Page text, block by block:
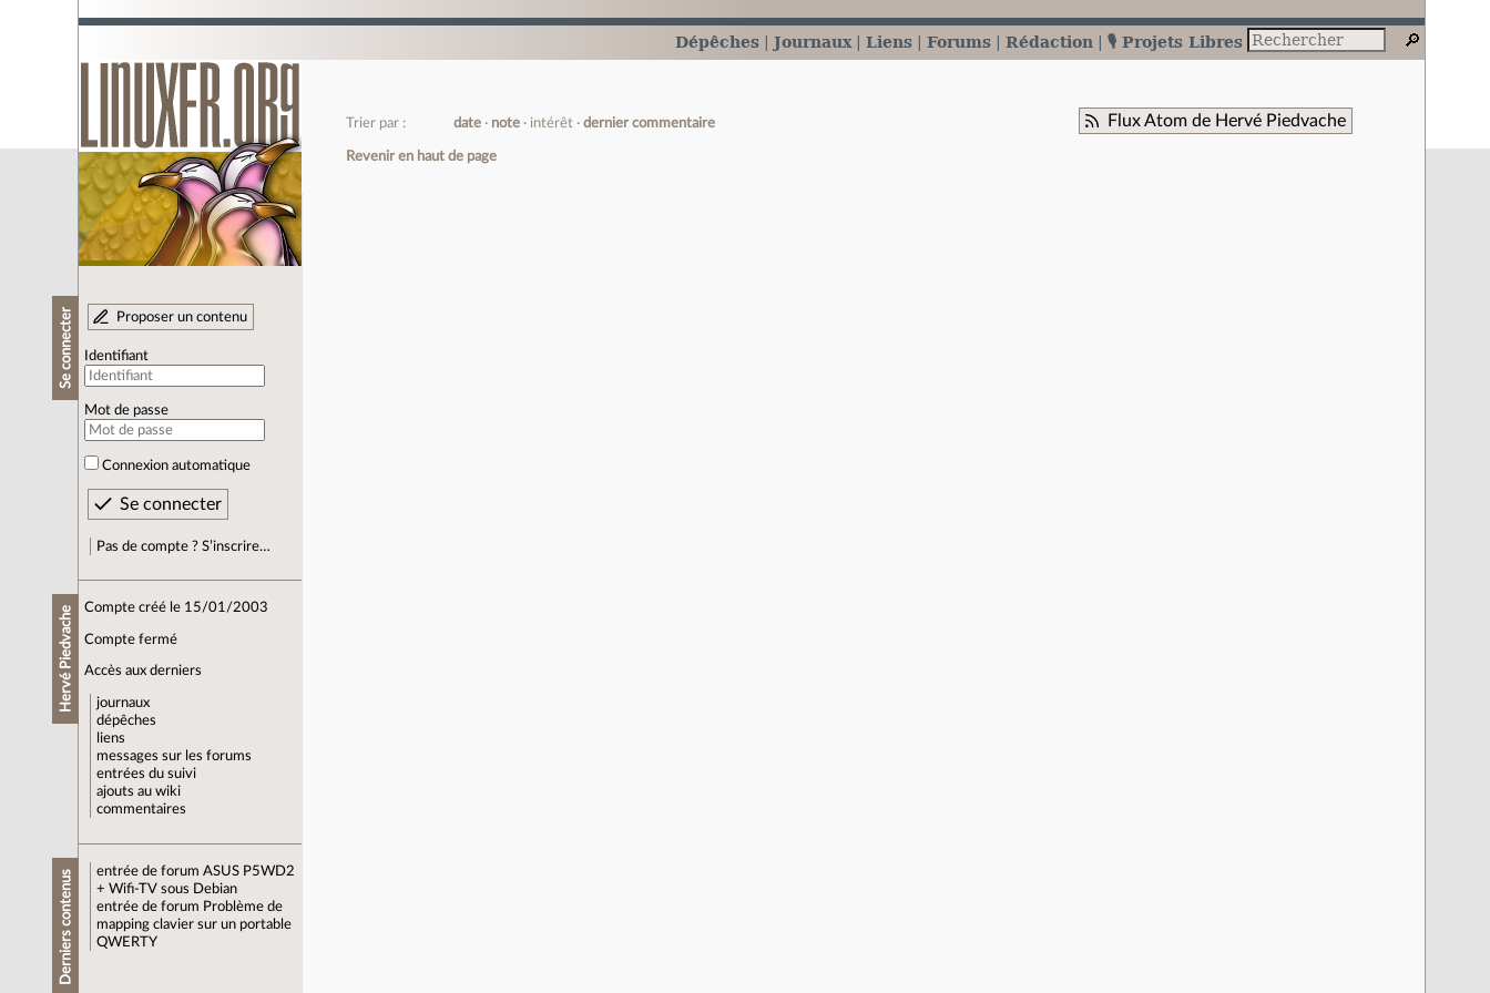
Dépêches Journaux Liens Forums Rédaction 🎙️ Projets Libres
Se connecter Proposer un contenu
Identifiant
Mot de passe
Connexion automatique
Pas de compte ? S’inscrire…
Hervé Piedvache Compte créé le 15/01/2003
Compte fermé
Accès aux derniers
journaux
dépêches
liens
messages sur les forums
entrées du suivi
ajouts au wiki
commentaires
Derniers contenus entrée de forum ASUS P5WD2
+ Wifi-TV sous Debian
entrée de forum Problème de
mapping clavier sur un portable
QWERTY
Flux Atom de Hervé Piedvache
Trier par : date note intérêt dernier commentaire
Revenir en haut de page